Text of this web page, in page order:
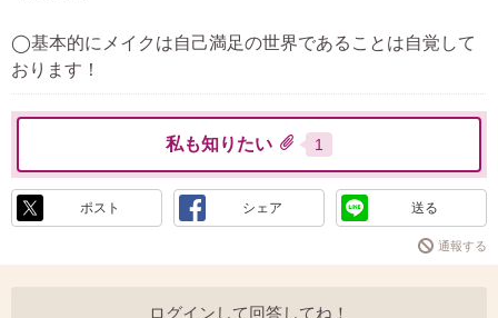
◯基本的にメイクは自己満足の世界であることは自覚して
おります！
私も知りたい 1
ポスト シェア 送る
通報する
ログインして回答してね！